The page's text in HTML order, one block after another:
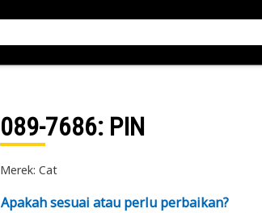
089-7686: PIN
Merek: Cat
Apakah sesuai atau perlu perbaikan?